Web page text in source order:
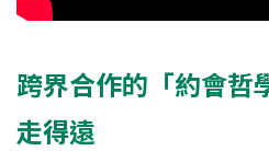
跨界合作的「約會哲
走得遠